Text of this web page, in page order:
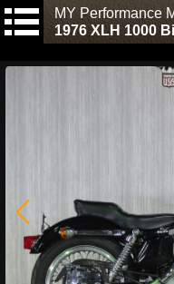
MY Performance
1976 XLH 1000